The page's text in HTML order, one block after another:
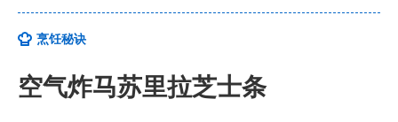
烹饪秘诀
空气炸马苏里拉芝士条